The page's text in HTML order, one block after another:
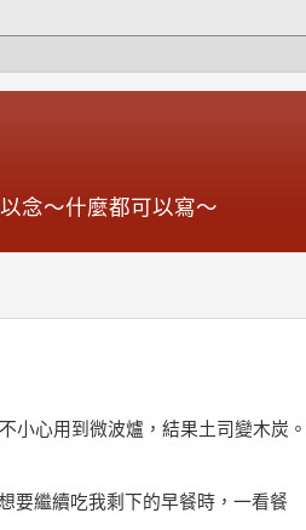
念～什麼都可以寫～
小心用到微波爐，結果土司變木炭。
要繼續吃我剩下的早餐時，一看餐